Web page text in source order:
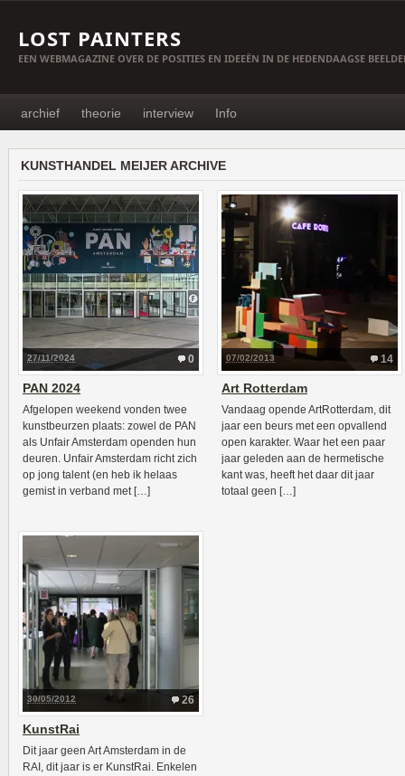
LOST PAINTERS
EEN WEBMAGAZINE OVER DE POSITIES EN IDEEËN IN DE HEDENDAAGSE
archief theorie interview Info
KUNSTHANDEL MEIJER ARCHIVE
0
27/11/2024
PAN 2024
Afgelopen weekend vonden twee
kunstbeurzen plaats: zowel de PAN
als Unfair Amsterdam openden hun
deuren. Unfair Amsterdam richt zich
op jong talent (en heb ik helaas
gemist in verband met […]
14
07/02/2013
Art Rotterdam
Vandaag opende ArtRotterdam, dit
jaar een beurs met een opvallend
open karakter. Waar het een paar
jaar geleden aan de hermetische
kant was, heeft het daar dit jaar
totaal geen […]
26
30/05/2012
KunstRai
Dit jaar geen Art Amsterdam in de
RAI, dit jaar is er KunstRai. Enkelen